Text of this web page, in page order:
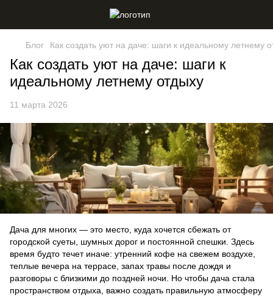
Блог Как создать уют на даче: шаги к идеальному летнему
Как создать уют на даче: шаги к
идеальному летнему отдыху
11 марта 2026
Дача для многих — это место, куда хочется сбежать от
городской суеты, шумных дорог и постоянной спешки. Здесь
время будто течет иначе: утренний кофе на свежем воздухе,
теплые вечера на террасе, запах травы после дождя и
разговоры с близкими до поздней ночи. Но чтобы дача стала
пространством отдыха, важно создать правильную атмосферу